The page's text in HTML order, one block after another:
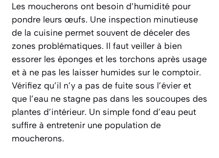
Les moucherons ont besoin d’humidité pour
pondre leurs œufs. Une inspection minutieuse
de la cuisine permet souvent de déceler des
zones problématiques. Il faut veiller à bien
essorer les éponges et les torchons après usage
et à ne pas les laisser humides sur le comptoir.
Vérifiez qu’il n’y a pas de fuite sous l’évier et
que l’eau ne stagne pas dans les soucoupes des
plantes d’intérieur. Un simple fond d’eau peut
suffire à entretenir une population de
moucherons.